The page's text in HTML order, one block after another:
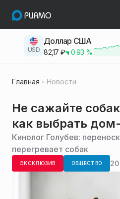
USD
Доллар США
82,17 ₽ 0.93 %
Главная Новости
Не сажайте
как выбрать
Кинолог Голубев:
перегревает собак
ЭКСКЛЮЗИВ ОБЩЕСТВО